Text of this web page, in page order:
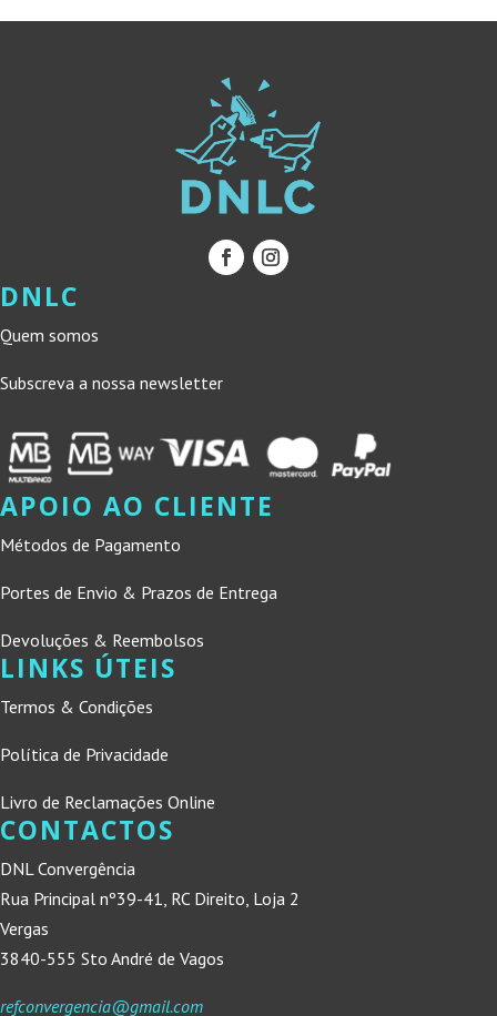
DNLC
Quem somos
Subscreva a nossa newsletter
APOIO AO CLIENTE
Métodos de Pagamento
Portes de Envio & Prazos de Entrega
Devoluções & Reembolsos
LINKS ÚTEIS
Termos & Condições
Política de Privacidade
Livro de Reclamações Online
CONTACTOS
DNL Convergência
Rua Principal nº39-41, RC Direito, Loja 2
Vergas
3840-555 Sto André de Vagos
refconvergencia@gmail.com